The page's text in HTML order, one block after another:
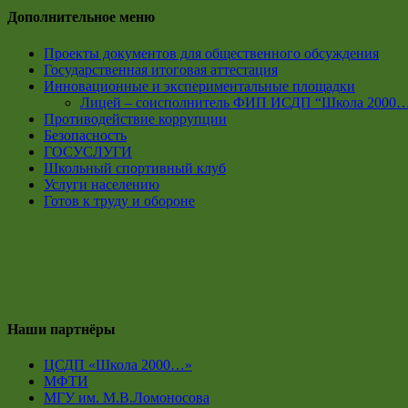
Дополнительное меню
Проекты документов для общественного обсуждения
Государственная итоговая аттестация
Инновационные и экспериментальные площадки
Лицей – соисполнитель ФИП ИСДП “Школа
Противодействие коррупции
Безопасность
ГОСУСЛУГИ
Школьный спортивный клуб
Услуги населению
Готов к труду и обороне
Наши партнёры
ЦСДП «Школа 2000…»
МФТИ
МГУ им. М.В.Ломоносова